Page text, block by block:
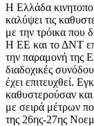
Η Ελλάδα
καλύψει τις
με την τρόικα που
Η ΕΕ και το ΔΝΤ
την παραμονή της
διαδοχικές
έχει επιτευχθεί.
καθυστερούσαν
με σειρά μέτρων
της 26ης-27ης